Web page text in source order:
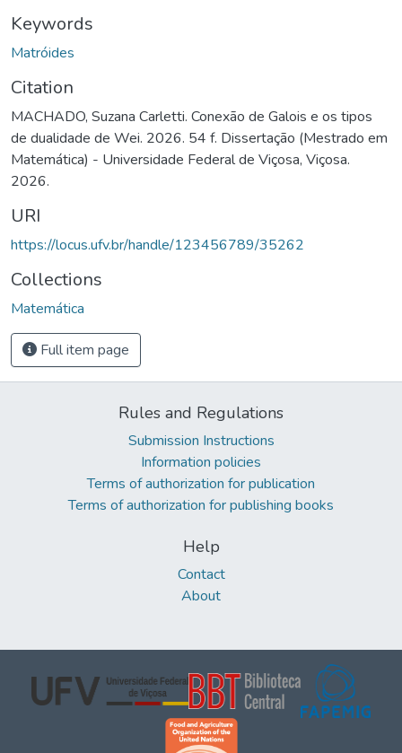
Keywords
Matróides
Citation
MACHADO, Suzana Carletti. Conexão de Galois e os tipos
de dualidade de Wei. 2026. 54 f. Dissertação (Mestrado em
Matemática) - Universidade Federal de Viçosa, Viçosa.
2026.
URI
https://locus.ufv.br/handle/123456789/35262
Collections
Matemática
Full item page
Rules and Regulations
Submission Instructions
Information policies
Terms of authorization for publication
Terms of authorization for publishing books
Help
Contact
About